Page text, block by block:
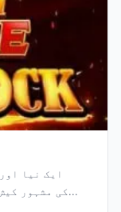
Blueprint Gaming کی مشہور کیش کلیکٹ سیریز میں شامل...